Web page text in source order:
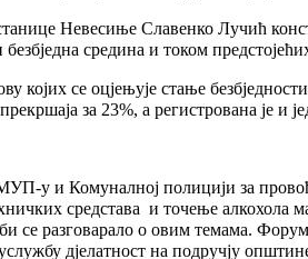
Невесиње Славенко Лучић
средина и током
којих се оцјењује стање
за 23%, а регистрована је и
у и Комуналној полицији за
средстава и точење алкохола
се разговарало о овим темама.
дјелатност на подручју